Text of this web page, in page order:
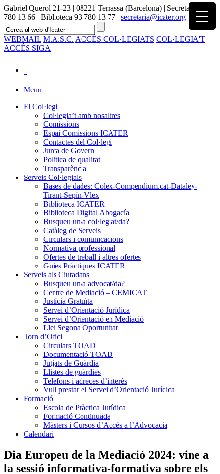
Gabriel Querol 21-23 | 08221 Terrassa (Barcelona) | Secretaria 93
780 13 66 | Biblioteca 93 780 13 77 | secretaria@icater.org
WEBMAIL M.A.S.C. ACCÉS COL·LEGIATS COL·LEGIA'T
ACCÉS SIGA
Menu
El Col·legi
Col·legia’t amb nosaltres
Comissions
Espai Comissions ICATER
Contactes del Col·legi
Junta de Govern
Política de qualitat
Transparència
Serveis Col·legials
Bases de dades: Colex-Compendium.cat-Dataley-
Tirant-Sepín-Vlex
Biblioteca ICATER
Biblioteca Digital Abogacía
Busqueu un/a col·legiat/da?
Catàleg de Serveis
Circulars i comunicacions
Normativa professional
Ofertes de treball i altres ofertes
Guies Pràctiques ICATER
Serveis als Ciutadans
Busqueu un/a advocat/da?
Centre de Mediació – CEMICAT
Justícia Gratuïta
Servei d’Orientació Jurídica
Servei d’Orientació en Mediació
Llei Segona Oportunitat
Torn d’Ofici
Circulars TOAD
Documentació TOAD
Jutjats de Guàrdia
Llistes de guàrdies
Telèfons i adreces d’interès
Vull prestar el Servei d’Orientació Jurídica
Formació
Escola de Pràctica Jurídica
Formació Continuada
Màsters i Cursos d’Accés a l’Advocacia
Calendari
Dia Europeu de la Mediació 2024: vine a
la sessió informativa-formativa sobre els